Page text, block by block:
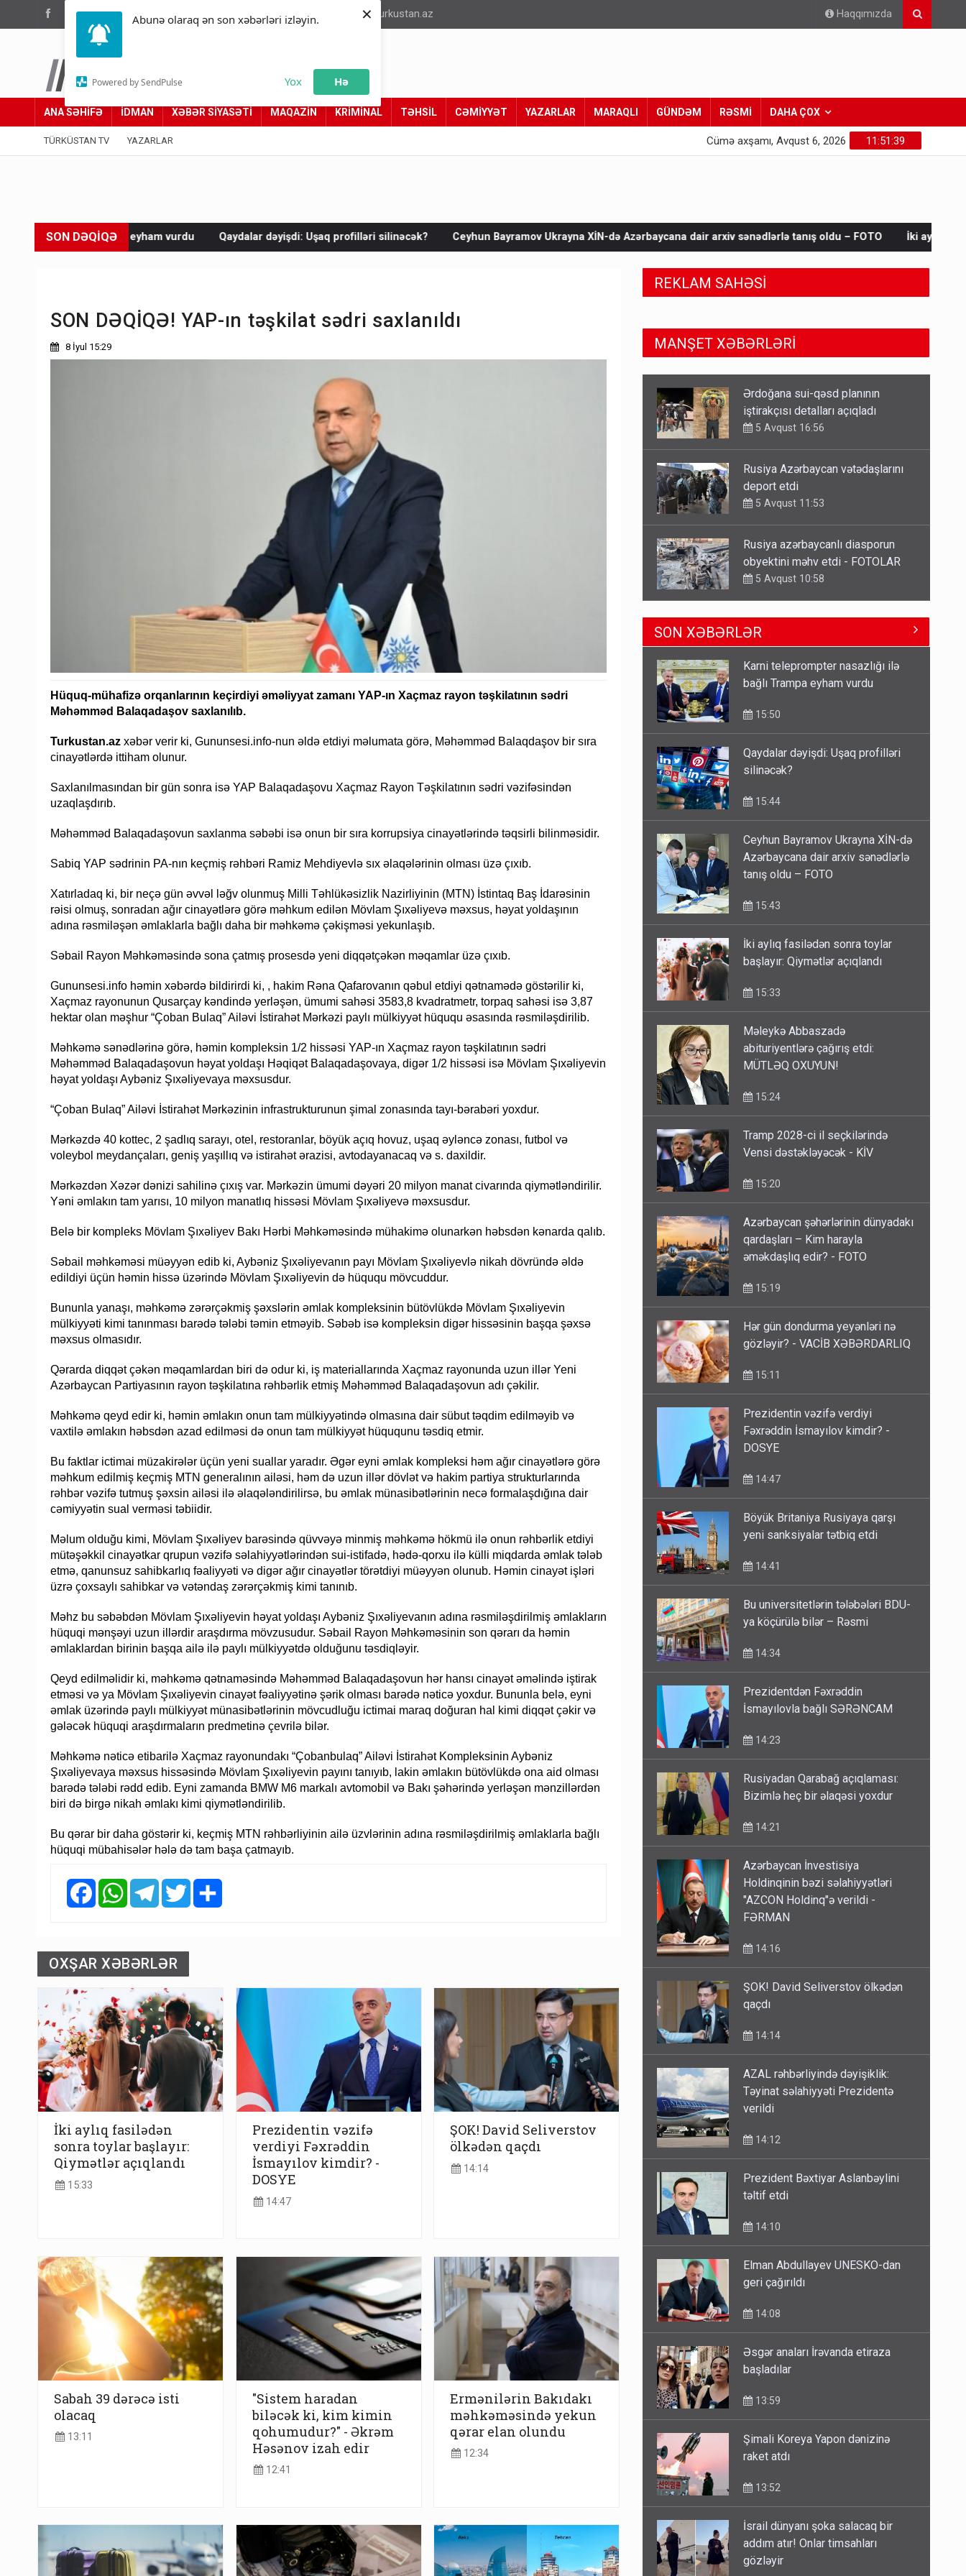
Abunə olaraq ən son xəbərləri izləyin.
Powered by SendPulse Yox Hə
×
(012) 449 94 05 info@turkustan.az Haqqımızda
Türküstan.az
Adımız yolumuzdur
ANA SƏHİFƏ İDMAN XƏBƏR SİYASƏTİ MAQAZİN KRİMİNAL TƏHSİL CƏMİYYƏT YAZARLAR MARAQLI GÜNDƏM RƏSMİ DAHA ÇOX
TÜRKÜSTAN TV YAZARLAR 11:51:40
Cümə axşamı, Avqust 6, 2026
SON DƏQİQƏ
eyham vurdu Qaydalar dəyişdi: Uşaq profilləri silinəcək? Ceyhun Bayramov Ukrayna XİN-də Azərbaycana dair arxiv sənədlərlə tanış oldu – FOTO İki aylıq fasilədən sonra toylar
SON DƏQİQƏ! YAP-ın təşkilat sədri saxlanıldı
8 İyul 15:29
Hüquq-mühafizə orqanlarının keçirdiyi əməliyyat zamanı YAP-ın Xaçmaz rayon təşkilatının sədri
Məhəmməd Balaqadaşov saxlanılıb.
Turkustan.az xəbər verir ki, Gununsesi.info-nun əldə etdiyi məlumata görə, Məhəmməd Balaqdaşov bir sıra
cinayətlərdə ittiham olunur.
Saxlanılmasından bir gün sonra isə YAP Balaqadaşovu Xaçmaz Rayon Təşkilatının sədri vəzifəsindən
uzaqlaşdırıb.
Məhəmməd Balaqadaşovun saxlanma səbəbi isə onun bir sıra korrupsiya cinayətlərində təqsirli bilinməsidir.
Sabiq YAP sədrinin PA-nın keçmiş rəhbəri Ramiz Mehdiyevlə sıx əlaqələrinin olması üzə çıxıb.
Xatırladaq ki, bir neçə gün əvvəl ləğv olunmuş Milli Təhlükəsizlik Nazirliyinin (MTN) İstintaq Baş İdarəsinin
rəisi olmuş, sonradan ağır cinayətlərə görə məhkum edilən Mövlam Şıxəliyevə məxsus, həyat yoldaşının
adına rəsmiləşən əmlaklarla bağlı daha bir məhkəmə çəkişməsi yekunlaşıb.
Səbail Rayon Məhkəməsində sona çatmış prosesdə yeni diqqətçəkən məqamlar üzə çıxıb.
Gununsesi.info həmin xəbərdə bildirirdi ki, , hakim Rəna Qafarovanın qəbul etdiyi qətnamədə göstərilir ki,
Xaçmaz rayonunun Qusarçay kəndində yerləşən, ümumi sahəsi 3583,8 kvadratmetr, torpaq sahəsi isə 3,87
hektar olan məşhur “Çoban Bulaq” Ailəvi İstirahət Mərkəzi paylı mülkiyyət hüququ əsasında rəsmiləşdirilib.
Məhkəmə sənədlərinə görə, həmin kompleksin 1/2 hissəsi YAP-ın Xaçmaz rayon təşkilatının sədri
Məhəmməd Balaqadaşovun həyat yoldaşı Həqiqət Balaqadaşovaya, digər 1/2 hissəsi isə Mövlam Şıxəliyevin
həyat yoldaşı Aybəniz Şıxəliyevaya məxsusdur.
“Çoban Bulaq” Ailəvi İstirahət Mərkəzinin infrastrukturunun şimal zonasında tayı-bərabəri yoxdur.
Mərkəzdə 40 kottec, 2 şadlıq sarayı, otel, restoranlar, böyük açıq hovuz, uşaq əyləncə zonası, futbol və
voleybol meydançaları, geniş yaşıllıq və istirahət ərazisi, avtodayanacaq və s. daxildir.
Mərkəzdən Xəzər dənizi sahilinə çıxış var. Mərkəzin ümumi dəyəri 20 milyon manat civarında qiymətləndirilir.
Yəni əmlakın tam yarısı, 10 milyon manatlıq hissəsi Mövlam Şıxəliyevə məxsusdur.
Belə bir kompleks Mövlam Şıxəliyev Bakı Hərbi Məhkəməsində mühakimə olunarkən həbsdən kənarda qalıb.
Səbail məhkəməsi müəyyən edib ki, Aybəniz Şıxəliyevanın payı Mövlam Şıxəliyevlə nikah dövründə əldə
edildiyi üçün həmin hissə üzərində Mövlam Şıxəliyevin də hüququ mövcuddur.
Bununla yanaşı, məhkəmə zərərçəkmiş şəxslərin əmlak kompleksinin bütövlükdə Mövlam Şıxəliyevin
mülkiyyəti kimi tanınması barədə tələbi təmin etməyib. Səbəb isə kompleksin digər hissəsinin başqa şəxsə
məxsus olmasıdır.
Qərarda diqqət çəkən məqamlardan biri də odur ki, iş materiallarında Xaçmaz rayonunda uzun illər Yeni
Azərbaycan Partiyasının rayon təşkilatına rəhbərlik etmiş Məhəmməd Balaqadaşovun adı çəkilir.
Məhkəmə qeyd edir ki, həmin əmlakın onun tam mülkiyyətində olmasına dair sübut təqdim edilməyib və
vaxtilə əmlakın həbsdən azad edilməsi də onun tam mülkiyyət hüququnu təsdiq etmir.
Bu faktlar ictimai müzakirələr üçün yeni suallar yaradır. Əgər eyni əmlak kompleksi həm ağır cinayətlərə görə
məhkum edilmiş keçmiş MTN generalının ailəsi, həm də uzun illər dövlət və hakim partiya strukturlarında
rəhbər vəzifə tutmuş şəxsin ailəsi ilə əlaqələndirilirsə, bu əmlak münasibətlərinin necə formalaşdığına dair
cəmiyyətin sual verməsi təbiidir.
Məlum olduğu kimi, Mövlam Şıxəliyev barəsində qüvvəyə minmiş məhkəmə hökmü ilə onun rəhbərlik etdiyi
mütəşəkkil cinayətkar qrupun vəzifə səlahiyyətlərindən sui-istifadə, hədə-qorxu ilə külli miqdarda əmlak tələb
etmə, qanunsuz sahibkarlıq fəaliyyəti və digər ağır cinayətlər törətdiyi müəyyən olunub. Həmin cinayət işləri
üzrə çoxsaylı sahibkar və vətəndaş zərərçəkmiş kimi tanınıb.
Məhz bu səbəbdən Mövlam Şıxəliyevin həyat yoldaşı Aybəniz Şıxəliyevanın adına rəsmiləşdirilmiş əmlakların
hüquqi mənşəyi uzun illərdir araşdırma mövzusudur. Səbail Rayon Məhkəməsinin son qərarı da həmin
əmlaklardan birinin başqa ailə ilə paylı mülkiyyətdə olduğunu təsdiqləyir.
Qeyd edilməlidir ki, məhkəmə qətnaməsində Məhəmməd Balaqadaşovun hər hansı cinayət əməlində iştirak
etməsi və ya Mövlam Şıxəliyevin cinayət fəaliyyətinə şərik olması barədə nəticə yoxdur. Bununla belə, eyni
əmlak üzərində paylı mülkiyyət münasibətlərinin mövcudluğu ictimai maraq doğuran hal kimi diqqət çəkir və
gələcək hüquqi araşdırmaların predmetinə çevrilə bilər.
Məhkəmə nəticə etibarilə Xaçmaz rayonundakı “Çobanbulaq” Ailəvi İstirahət Kompleksinin Aybəniz
Şıxəliyevaya məxsus hissəsində Mövlam Şıxəliyevin payını tanıyıb, lakin əmlakın bütövlükdə ona aid olması
barədə tələbi rədd edib. Eyni zamanda BMW M6 markalı avtomobil və Bakı şəhərində yerləşən mənzillərdən
biri də birgə nikah əmlakı kimi qiymətləndirilib.
Bu qərar bir daha göstərir ki, keçmiş MTN rəhbərliyinin ailə üzvlərinin adına rəsmiləşdirilmiş əmlaklarla bağlı
hüquqi mübahisələr hələ də tam başa çatmayıb.
FacebookWhatsAppTelegramTwitter
OXŞAR XƏBƏRLƏR
İki aylıq fasilədən
sonra toylar başlayır:
Qiymətlər açıqlandı
15:33
Prezidentin vəzifə
verdiyi Fəxrəddin
İsmayılov kimdir? -
DOSYE
14:47
ŞOK! David Seliverstov
ölkədən qaçdı
14:14
Sabah 39 dərəcə isti
olacaq
13:11
"Sistem haradan
biləcək ki, kim kimin
qohumudur?" - Əkrəm
Həsənov izah edir
12:41
Ermənilərin Bakıdakı
məhkəməsində yekun
qərar elan olundu
12:34
REKLAM SAHƏSİ
MANŞET XƏBƏRLƏRİ
Rusiya Azərbaycan vətədaşlarını
deport etdi
5 Avqust 11:53
Rusiya azərbaycanlı diasporun
obyektini məhv etdi - FOTOLAR
5 Avqust 10:58
Bu tarixdən HAVALAR DƏYİŞİR -
İSTİLƏR BİTİR
4 Avqust 22:04
ŞOK! David Seliverstov ölkədən
qaçdı
gedə biləcəksiniz - SİYAHI
Ərdoğana sui-qəsd planının
5 Avqust 16:56
SON XƏBƏRLƏR
Karni teleprompter nasazlığı ilə
bağlı Trampa eyham vurdu
15:50
Qaydalar dəyişdi: Uşaq profilləri
silinəcək?
15:44
Ceyhun Bayramov Ukrayna XİN-də
Azərbaycana dair arxiv sənədlərlə
tanış oldu – FOTO
15:43
İki aylıq fasilədən sonra toylar
başlayır: Qiymətlər açıqlandı
15:33
Məleykə Abbaszadə
abituriyentlərə çağırış etdi:
MÜTLƏQ OXUYUN!
15:24
Tramp 2028-ci il seçkilərində
Vensi dəstəkləyəcək - KİV
15:20
Azərbaycan şəhərlərinin dünyadakı
qardaşları – Kim harayla
əməkdaşlıq edir? - FOTO
15:19
Hər gün dondurma yeyənləri nə
gözləyir? - VACİB XƏBƏRDARLIQ
15:11
Prezidentin vəzifə verdiyi
Fəxrəddin İsmayılov kimdir? -
DOSYE
14:47
Böyük Britaniya Rusiyaya qarşı
yeni sanksiyalar tətbiq etdi
14:41
Bu universitetlərin tələbələri BDU-
ya köçürülə bilər – Rəsmi
14:34
Prezidentdən Fəxrəddin
İsmayılovla bağlı SƏRƏNCAM
14:23
Rusiyadan Qarabağ açıqlaması:
Bizimlə heç bir əlaqəsi yoxdur
14:21
Azərbaycan İnvestisiya
Holdinqinin bəzi səlahiyyətləri
"AZCON Holdinq"ə verildi -
FƏRMAN
14:16
ŞOK! David Seliverstov ölkədən
qaçdı
14:14
AZAL rəhbərliyində dəyişiklik:
Təyinat səlahiyyəti Prezidentə
verildi
14:12
Prezident Bəxtiyar Aslanbəylini
təltif etdi
14:10
Elman Abdullayev UNESKO-dan
geri çağırıldı
14:08
Əsgər anaları İrəvanda etiraza
başladılar
13:59
Şimali Koreya Yapon dənizinə
raket atdı
13:52
İsrail dünyanı şoka salacaq bir
addım atır! Onlar timsahları
gözləyir